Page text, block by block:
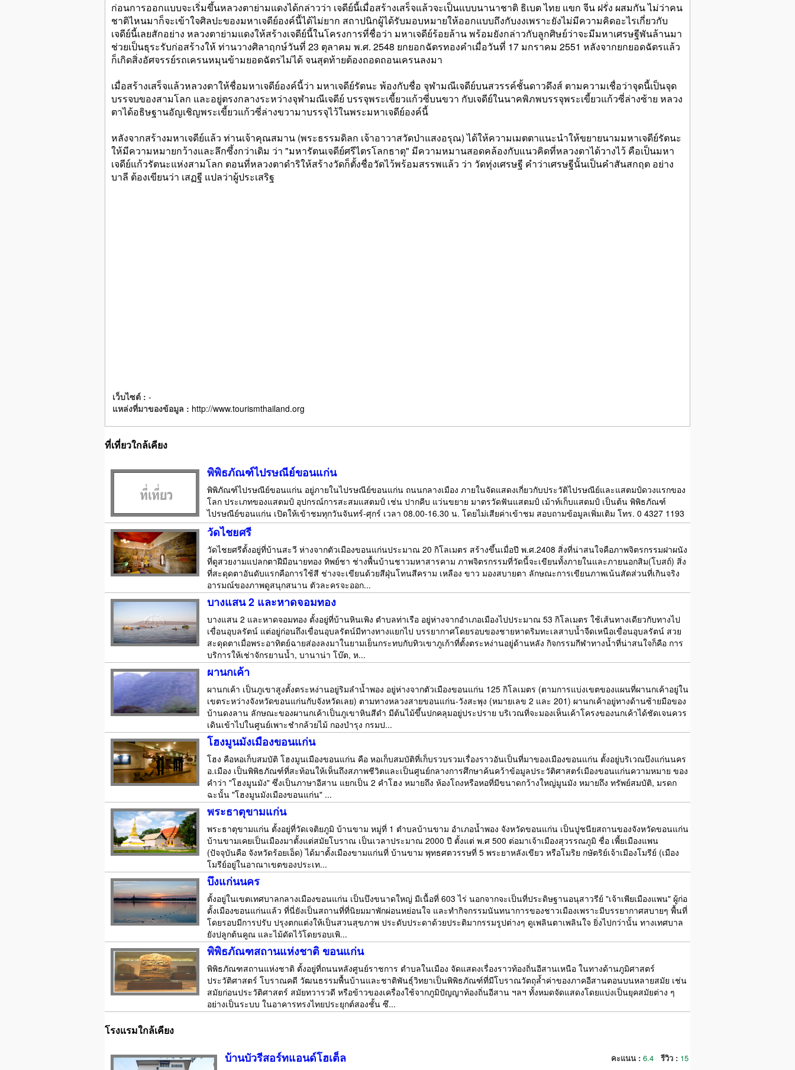
ก่อนการออกแบบจะเริ่มขึ้นหลวงตาย่ามแดงได้กล่าวว่า เจดีย์นี้เมื่อสร้างเสร็จแล้วจะเป็นแบบนานาชาติ ธิเบต ไทย แขก จีน ฝรั่ง ผสมกัน ไม่ว่าคน
ชาติไหนมาก็จะเข้าใจศิลปะของมหาเจดีย์องค์นี้ได้ไม่ยาก สถาปนิกผู้ได้รับมอบหมายให้ออกแบบถึงกับงงเพราะยังไม่มีความคิดอะไรเกี่ยวกับ
เจดีย์นี้เลยสักอย่าง หลวงตาย่ามแดงให้สร้างเจดีย์นี้ในโครงการที่ชื่อว่า มหาเจดีย์ร้อยล้าน พร้อมยังกล่าวกับลูกศิษย์ว่าจะมีมหาเศรษฐีพันล้านมา
ช่วยเป็นธุระรับก่อสร้างให้ ท่านวางศิลาฤกษ์วันที่ 23 ตุลาคม พ.ศ. 2548 ยกยอกฉัตรทองคำเมื่อวันที่ 17 มกราคม 2551 หลังจากยกยอดฉัตรแล้ว
ก็เกิดสิ่งอัศจรรย์รถเครนหมุนข้ามยอดฉัตรไม่ได้ จนสุดท้ายต้องถอดถอนเครนลงมา
เมื่อสร้างเสร็จแล้วหลวงตาให้ชื่อมหาเจดีย์องค์นี้ว่า มหาเจดีย์รัตนะ พ้องกับชื่อ จุฬามณีเจดีย์บนสวรรค์ชั้นดาวดึงส์ ตามความเชื่อว่าจุดนี้เป็นจุด
บรรจบของสามโลก และอยู่ตรงกลางระหว่างจุฬามณีเจดีย์ บรรจุพระเขี้ยวแก้วซี่บนขวา กับเจดีย์ในนาคพิภพบรรจุพระเขี้ยวแก้วซี่ล่างซ้าย หลวง
ตาได้อธิษฐานอัญเชิญพระเขี้ยวแก้วซี่ล่างขวามาบรรจุไว้ในพระมหาเจดีย์องค์นี้
หลังจากสร้างมหาเจดีย์แล้ว ท่านเจ้าคุณสมาน (พระธรรมดิลก เจ้าอาวาสวัดป่าแสงอรุณ) ได้ให้ความเมตตาแนะนำให้ขยายนามมหาเจดีย์รัตนะ
ให้มีความหมายกว้างและลึกซึ้งกว่าเดิม ว่า "มหารัตนเจดีย์ศรีไตรโลกธาตุ" มีความหมานสอดคล้องกับแนวคิดที่หลวงตาได้วางไว้ คือเป็นมหา
เจดีย์แก้วรัตนะแห่งสามโลก ตอนที่หลวงตาดำริให้สร้างวัดก็ตั้งชื่อวัดไว้พร้อมสรรพแล้ว ว่า วัดทุ่งเศรษฐี คำว่าเศรษฐีนั้นเป็นคำสันสกฤต อย่าง
บาลี ต้องเขียนว่า เสฏฐี แปลว่าผู้ประเสริฐ
เว็บไซต์ : -
แหล่งที่มาของข้อมูล : http://www.tourismthailand.org
ที่เที่ยวใกล้เคียง
พิพิธภัณฑ์ไปรษณีย์ขอนแก่น
พิพิภัณฑ์ไปรษณีย์ขอนแก่น อยู่ภายในไปรษณีย์ขอนแก่น ถนนกลางเมือง ภายในจัดแสดงเกี่ยวกับประวัติไปรษณีย์และแสตมป์ดวงแรกของ
โลก ประเภทของแสตมป์ อุปกรณ์การสะสมแสตมป์ เช่น ปากคีบ แว่นขยาย มาตรวัดฟันแสตมป์ เม้าท์เก็บแสตมป์ เป็นต้น พิพิธภัณฑ์
ไปรษณีย์ขอนแก่น เปิดให้เข้าชมทุกวันจันทร์-ศุกร์ เวลา 08.00-16.30 น. โดยไม่เสียค่าเข้าชม สอบถามข้อมูลเพิ่มเติม โทร. 0 4327 1193
วัดไชยศรี
วัดไชยศรีตั้งอยู่ที่บ้านสะวี ห่างจากตัวเมืองขอนแก่นประมาณ 20 กิโลเมตร สร้างขึ้นเมื่อปี พ.ศ.2408 สิ่งที่น่าสนใจคือภาพจิตรกรรมฝาผนัง
ที่ดูสวยงามแปลกตาฝีมือนายทอง ทิพย์ชา ช่างพื้นบ้านชาวมหาสารคาม ภาพจิตรกรรมที่วัดนี้จะเขียนทั้งภายในและภายนอกสิม(โบสถ์) สิ่ง
ที่สะดุดตาอันดับแรกคือการใช้สี ช่างจะเขียนด้วยสีฝุ่นโทนสีคราม เหลือง ขาว มองสบายตา ลักษณะการเขียนภาพเน้นสัดส่วนที่เกินจริง
อารมณ์ของภาพดูสนุกสนาน ตัวละครจะออก...
บางแสน 2 และหาดจอมทอง
บางแสน 2 และหาดจอมทอง ตั้งอยู่ที่บ้านหินเพิง ตำบลท่าเรือ อยู่ห่างจากอำเภอเมืองไปประมาณ 53 กิโลเมตร ใช้เส้นทางเดียวกับทางไป
เขื่อนอุบลรัตน์ แต่อยู่ก่อนถึงเขื่อนอุบลรัตน์มีทางทางแยกไป บรรยากาศโดยรอบของชายหาดริมทะเลสาบน้ำจืดเหนือเขื่อนอุบลรัตน์ สวย
สะดุดตาเมื่อพระอาทิตย์ฉายส่องลงมาในยามเย็นกระทบกับทิวเขาภูเก้าที่ตั้งตระหง่านอยู่ด้านหลัง กิจกรรมกีฬาทางน้ำที่น่าสนใจก็คือ การ
บริการให้เช่าจักรยานน้ำ, บานาน่า โบ๊ต, ห...
ผานกเค้า
ผานกเค้า เป็นภูเขาสูงตั้งตระหง่านอยู่ริมลำน้ำพอง อยู่ห่างจากตัวเมืองขอนแก่น 125 กิโลเมตร (ตามการแบ่งเขตของแผนที่ผานกเค้าอยู่ใน
เขตระหว่างจังหวัดขอนแก่นกับจังหวัดเลย) ตามทางหลวงสายขอนแก่น-วังสะพุง (หมายเลข 2 และ 201) ผานกเค้าอยู่ทางด้านซ้ายมือของ
บ้านดงลาน ลักษณะของผานกเค้าเป็นภูเขาหินสีดำ มีต้นไม้ขึ้นปกคลุมอยู่ประปราย บริเวณที่จะมองเห็นเค้าโครงของนกเค้าได้ชัดเจนควร
เดินเข้าไปในศูนย์เพาะชำกล้วยไม้ กองบำรุง กรมป...
โฮงมูนมังเมืองขอนแก่น
โฮง คือหอเก็บสมบัติ โฮงมูนเมืองขอนแก่น คือ หอเก็บสมบัติที่เก็บรวบรวมเรื่องราวอันเป็นที่มาของเมืองขอนแก่น ตั้งอยู่บริเวณบึงแก่นนคร
อ.เมือง เป็นพิพิธภัณฑ์ที่สะท้อนให้เห็นถึงสภาพชีวิตและเป็นศูนย์กลางการศึกษาค้นคว้าข้อมูลประวัติศาสตร์เมืองขอนแก่นความหมาย ของ
คำว่า "โฮงมูนมัง" ซึ่งเป็นภาษาอีสาน แยกเป็น 2 คำโฮง หมายถึง ห้องโถงหรือหอที่มีขนาดกว้างใหญ่มูนมัง หมายถึง ทรัพย์สมบัติ, มรดก
ฉะนั้น "โฮงมูนมังเมืองขอนแก่น" ...
พระธาตุขามแก่น
พระธาตุขามแก่น ตั้งอยู่ที่วัดเจติยภูมิ บ้านขาม หมู่ที่ 1 ตำบลบ้านขาม อำเภอน้ำพอง จังหวัดขอนแก่น เป็นปูชนียสถานของจังหวัดขอนแก่น
บ้านขามเคยเป็นเมืองมาตั้งแต่สมัยโบราณ เป็นเวลาประมาณ 2000 ปี ตั้งแต่ พ.ศ 500 ต่อมาเจ้าเมืองสุวรรณภูมิ ชื่อ เพี้ยเมืองแพน
(ปัจจุบันคือ จังหวัดร้อยเอ็ด) ได้มาตั้งเมืองขามแก่นที่ บ้านขาม พุทธศตวรรษที่ 5 พระยาหลังเขียว หรือโมริย กษัตริย์เจ้าเมืองโมรีย์ (เมือง
โมรีย์อยู่ในอาณาเขตของประเท...
บึงแก่นนคร
ตั้งอยู่ในเขตเทศบาลกลางเมืองขอนแก่น เป็นบึงขนาดใหญ่ มีเนื้อที่ 603 ไร่ นอกจากจะเป็นที่ประดิษฐานอนุสาวรีย์ "เจ้าเพียเมืองแพน" ผู้ก่อ
ตั้งเมืองขอนแก่นแล้ว ที่นี่ยังเป็นสถานที่ที่นิยมมาพักผ่อนหย่อนใจ และทำกิจกรรมนันทนาการของชาวเมืองเพราะมีบรรยากาศสบายๆ พื้นที่
โดยรอบมีการปรับ ปรุงตกแต่งให้เป็นสวนสุขภาพ ประดับประดาด้วยประติมากรรมรูปต่างๆ ดูเพลินตาเพลินใจ ยิ่งไปกว่านั้น ทางเทศบาล
ยังปลูกต้นคูณ และไม้ดัดไว้โดยรอบเพิ...
พิพิธภัณฑสถานแห่งชาติ ขอนแก่น
พิพิธภัณฑสถานแห่งชาติ ตั้งอยู่ที่ถนนหลังศูนย์ราชการ ตำบลในเมือง จัดแสดงเรื่องราวท้องถิ่นอีสานเหนือ ในทางด้านภูมิศาสตร์
ประวัติศาสตร์ โบราณคดี วัฒนธรรมพื้นบ้านและชาติพันธุ์วิทยาเป็นพิพิธภัณฑ์ที่มีโบราณวัตถุล้ำค่าของภาคอีสานตอนบนหลายสมัย เช่น
สมัยก่อนประวัติศาสตร์ สมัยทวารวดี หรือข้าวของเครื่องใช้จากภูมิปัญญาท้องถิ่นอีสาน ฯลฯ ทั้งหมดจัดแสดงโดยแบ่งเป็นยุคสมัยต่าง ๆ
อย่างเป็นระบบ ในอาคารทรงไทยประยุกต์สองชั้น ซึ...
โรงแรมใกล้เคียง
บ้านบัวรีสอร์ทแอนด์โฮเต็ล คะแนน : 6.4 รีวิว : 15